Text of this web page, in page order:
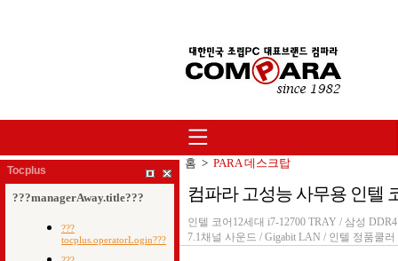
홈 > PARA 데스크탑
컴파라 고성능 사무용 인텔
인텔 코어12세대 i7-12700 TRAY / 삼성
7.1채널 사운드 / Gigabit LAN / 인텔 정품쿨
Tocplus